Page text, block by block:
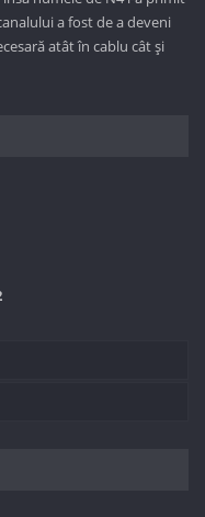
a fost de a deveni
atât în cablu cât și